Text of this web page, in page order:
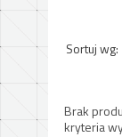
Sortuj wg:
Brak
kryteria